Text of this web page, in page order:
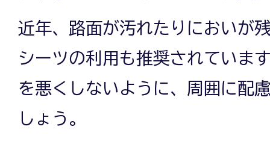
近年、路面が汚れたりにおいが
シーツの利用も推奨されていま
を悪くしないように、周囲に配
しょう。